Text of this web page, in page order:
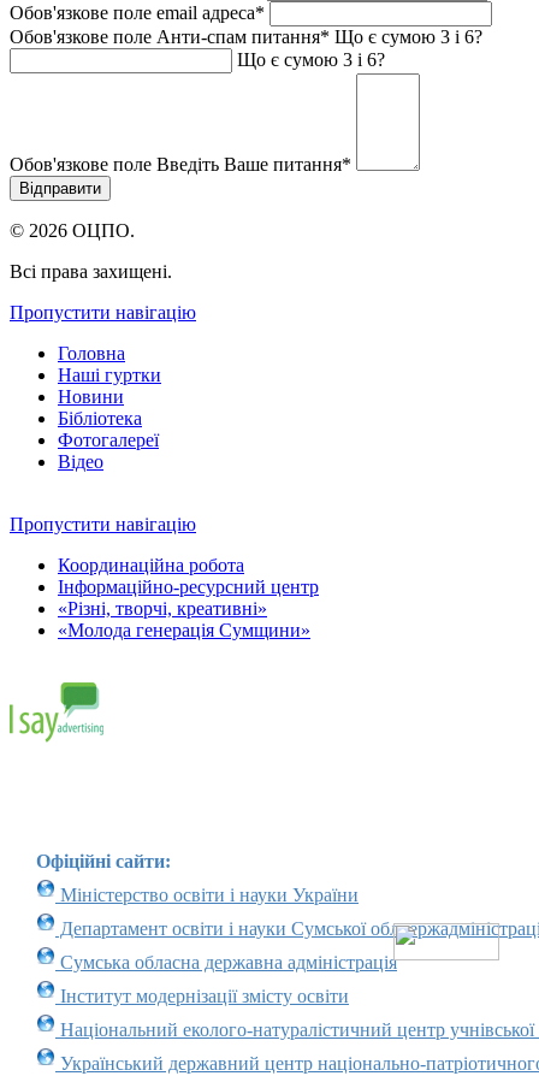
Обов'язкове поле email адреса*
Обов'язкове поле Анти-спам питання* Що є сумою 3 і 6?
Що є сумою 3 і 6?
Обов'язкове поле Введіть Ваше питання*
© 2026 ОЦПО.
Всі права захищені.
Пропустити навігацію
Головна
Наші гуртки
Новини
Бібліотека
Фотогалереї
Відео
Пропустити навігацію
Координаційна робота
Інформаційно-ресурсний центр
«Різні, творчі, креативні»
«Молода генерація Сумщини»
Офіційні сайти:
Міністерство освіти і науки України
Департамент освіти і науки Сумської
Сумська обласна державна адміністрація
Інститут модернізації змісту освіти
Національний еколого-натуралістичний центр учнівської
Український державний центр національно-